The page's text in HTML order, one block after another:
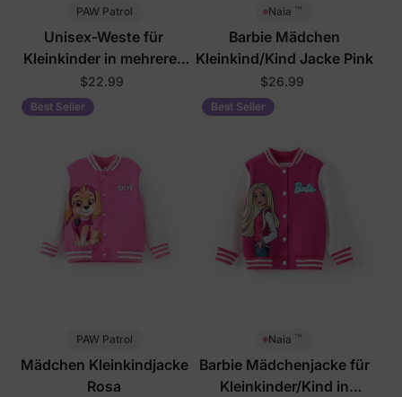
PAW Patrol
Unisex-Weste für
Kleinkinder in mehreren
Farben
$22.99
Naia ™
Barbie Mädchen
Kleinkind/Kind Jacke Pink
$26.99
Best Seller
PAW Patrol
Mädchen Kleinkindjacke
Rosa
Best Seller
Naia ™
Barbie Mädchenjacke für
Kleinkinder/Kind in